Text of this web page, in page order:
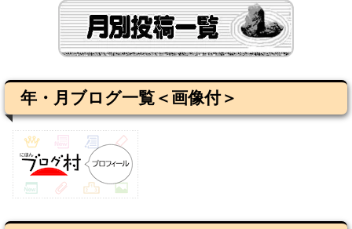
年・月ブログ一覧＜画像付＞